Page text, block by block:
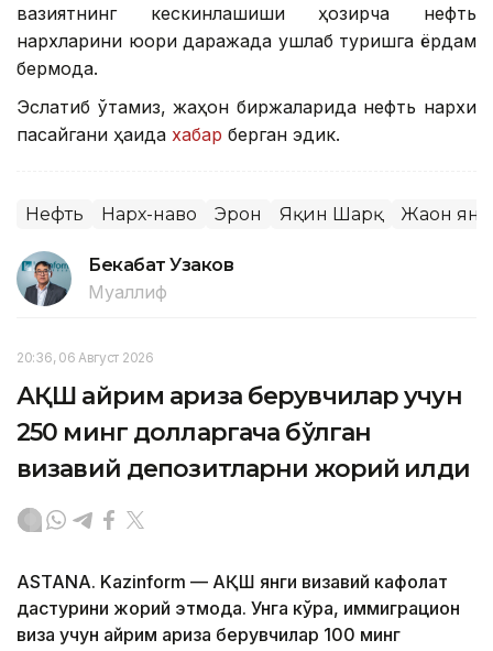
вазиятнинг кескинлашиши ҳозирча нефть
нархларини юқори даражада ушлаб туришга ёрдам
бермоқда.
Эслатиб ўтамиз, жаҳон биржаларида нефть нархи
пасайгани ҳақида хабар берган эдик.
Нефть Нарх-наво Эрон Яқин Шарқ Жаҳон
Бекабат Узаков
Муаллиф
20:36, 06 Август 2026
АҚШ айрим ариза берувчилар учун
250 минг долларгача бўлган
визавий депозитларни жорий қилди
ASTANA. Kazinform — АҚШ янги визавий кафолат
дастурини жорий этмоқда. Унга кўра, иммиграцион
виза учун айрим ариза берувчилар 100 минг